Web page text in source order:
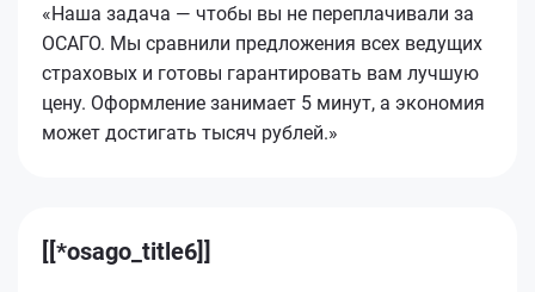
«Наша задача — чтобы вы не переплачивали за
ОСАГО. Мы сравнили предложения всех ведущих
страховых и готовы гарантировать вам лучшую
цену. Оформление занимает 5 минут, а экономия
может достигать тысяч рублей.»
[[*osago_title6]]